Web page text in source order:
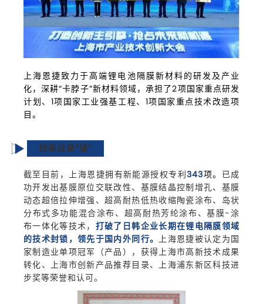
上海恩捷致力于高端锂电池隔膜新材料的研发及产业
化，深耕“卡脖子”新材料领域，承担了2项国家重点研发
计划、1项国家工业强基工程、1项国家重点技术改造项
目。
创新成果“硬”
截至目前，上海恩捷拥有新能源授权专利343项。
已成
功开发出基膜原位交联改性、基膜结晶控制增孔、基膜
动态超倍拉伸增强、超高耐热低热收缩陶瓷涂布、岛状
分布式多功能混合涂布、超高耐热芳纶涂布、基膜-涂
布一体化等技术， 打破了日韩企业长期在锂电隔膜领域
的技术封锁，领先于国内外同行。
上海恩捷被认定为国
家制造业单项冠军（产品），获得上海市高新技术成果
转化、上海市创新产品推荐目录、上海浦东新区科技进
步奖等荣誉和认可。